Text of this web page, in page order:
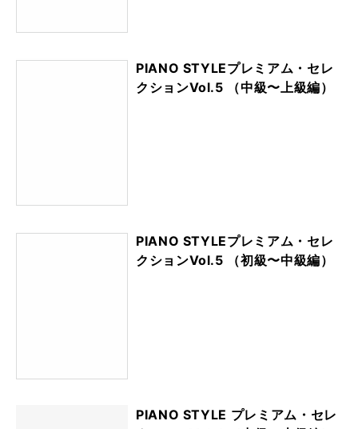
PIANO STYLEプレミアム・セレ
クションVol.5 （中級〜上級編）
PIANO STYLEプレミアム・セレ
クションVol.5 （初級〜中級編）
PIANO STYLE プレミアム・セレ